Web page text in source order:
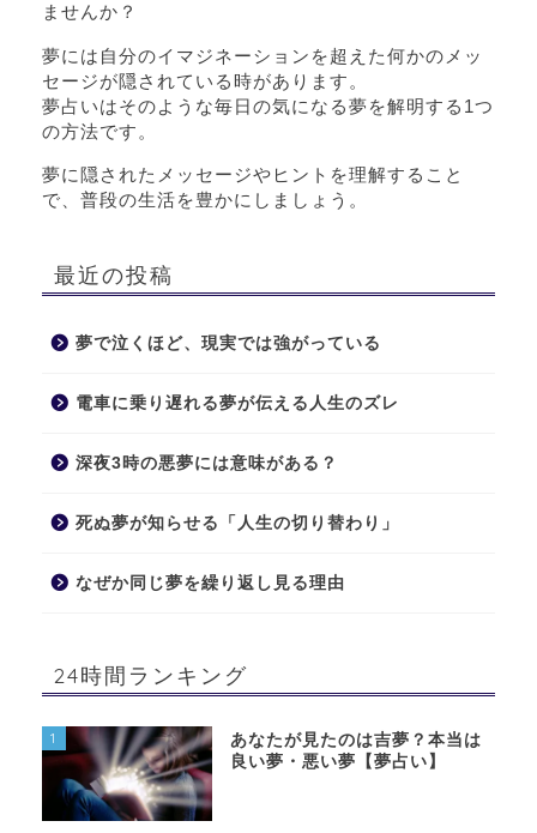
ませんか？
夢には自分のイマジネーションを超えた何かのメッ
セージが隠されている時があります。
夢占いはそのような毎日の気になる夢を解明する1つ
の方法です。
夢に隠されたメッセージやヒントを理解すること
で、普段の生活を豊かにしましょう。
最近の投稿
夢で泣くほど、現実では強がっている
電車に乗り遅れる夢が伝える人生のズレ
深夜3時の悪夢には意味がある？
死ぬ夢が知らせる「人生の切り替わり」
なぜか同じ夢を繰り返し見る理由
24時間ランキング
1
あなたが見たのは吉夢？本当は
良い夢・悪い夢【夢占い】